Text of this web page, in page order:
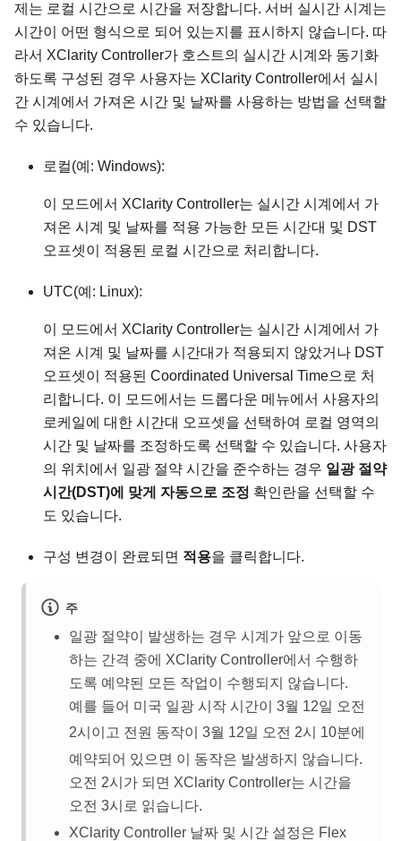
제는 로컬 시간으로 시간을 저장합니다. 서버 실시간 시계는
시간이 어떤 형식으로 되어 있는지를 표시하지 않습니다. 따
라서 XClarity Controller가 호스트의 실시간 시계와 동기화
하도록 구성된 경우 사용자는 XClarity Controller에서 실시
간 시계에서 가져온 시간 및 날짜를 사용하는 방법을 선택할
수 있습니다.
로컬(예: Windows):
이 모드에서 XClarity Controller는 실시간 시계에서 가
져온 시계 및 날짜를 적용 가능한 모든 시간대 및 DST
오프셋이 적용된 로컬 시간으로 처리합니다.
UTC(예: Linux):
이 모드에서 XClarity Controller는 실시간 시계에서 가
져온 시계 및 날짜를 시간대가 적용되지 않았거나 DST
오프셋이 적용된 Coordinated Universal Time으로 처
리합니다. 이 모드에서는 드롭다운 메뉴에서 사용자의
로케일에 대한 시간대 오프셋을 선택하여 로컬 영역의
시간 및 날짜를 조정하도록 선택할 수 있습니다. 사용자
의 위치에서 일광 절약 시간을 준수하는 경우 일광 절약
시간(DST)에 맞게 자동으로 조정 확인란을 선택할 수
도 있습니다.
구성 변경이 완료되면 적용을 클릭합니다.
주
일광 절약이 발생하는 경우 시계가 앞으로 이동
하는 간격 중에 XClarity Controller에서 수행하
도록 예약된 모든 작업이 수행되지 않습니다.
예를 들어 미국 일광 시작 시간이 3월 12일 오전
2시이고 전원 동작이 3월 12일 오전 2시 10분에
예약되어 있으면 이 동작은 발생하지 않습니다.
오전 2시가 되면 XClarity Controller는 시간을
오전 3시로 읽습니다.
XClarity Controller 날짜 및 시간 설정은 Flex